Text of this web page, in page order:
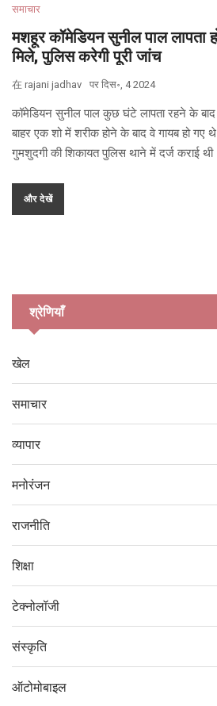
समाचार
मशहूर कॉमेडियन सुनील पाल लापता
मिले, पुलिस करेगी पूरी जांच
在 rajani jadhav पर दिस॰, 4 2024
कॉमेडियन सुनील पाल कुछ घंटे लापता रहने के
बाहर एक शो में शरीक होने के बाद वे गायब हो गए
गुमशुदगी की शिकायत पुलिस थाने में दर्ज कराई
द्वारा की जाएगी।
और देखें
श्रेणियाँ
खेल
समाचार
व्यापार
मनोरंजन
राजनीति
शिक्षा
टेक्नोलॉजी
संस्कृति
ऑटोमोबाइल